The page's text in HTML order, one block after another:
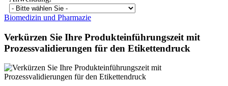
Biomedizin und Pharmazie
Verkürzen Sie Ihre Produkteinführungszeit mit
Prozessvalidierungen für den Etikettendruck